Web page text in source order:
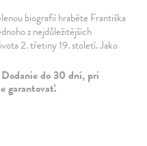
biografií hraběte Františka
z nejdůležitějších
2. třetiny 19. století. Jako
do 30 dní, pri
garantovať.